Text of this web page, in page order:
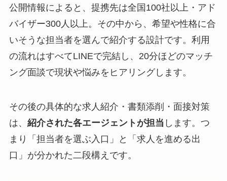
公開情報によると、提携先は全国100社以上・アド
バイザー300人以上。その中から、希望や性格に合
いそうな担当者を選んで紹介する設計です。利用
の流れはすべてLINEで完結し、20分ほどのマッチ
ング面談で現状や悩みをヒアリングします。
その後の具体的な求人紹介・書類添削・面接対策
は、 紹介された各エージェントが担当 します。つ
まり「担当者を選ぶ入口」と「求人を進める出
口」が分かれた二段構えです。